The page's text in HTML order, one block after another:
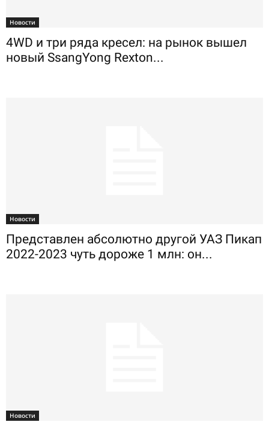
Новости
4WD и три ряда кресел: на рынок вышел
новый SsangYong Rexton...
Новости
Представлен абсолютно другой УАЗ Пикап
2022-2023 чуть дороже 1 млн: он...
Новости